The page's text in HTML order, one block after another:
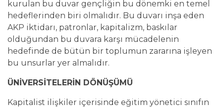
kurulan bu duvar gençliğin bu dönemki en temel
hedeflerinden biri olmalıdır. Bu duvarı inşa eden
AKP iktidarı, patronlar, kapitalizm, baskılar
olduğundan bu duvara karşı mücadelenin
hedefinde de bütün bir toplumun zararına işleyen
bu unsurlar yer almalıdır.
ÜNİVERSİTELERİN DÖNÜŞÜMÜ
Kapitalist ilişkiler içerisinde eğitim yönetici sınıfın